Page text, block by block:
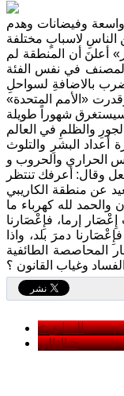
وفيضانات وهدم
أعلنَ أن المنطقة لم
إرما والمصنف في نفس الفئة
يضرب بالاضافةِ لسواحلِ
«الأمم المتحدة»
أعداد البشرِ والتلوث
وقال: أعرفك تنتظر
عن منطقة الكاريبي
والحمد لله كهرباء ما
إرما، فإِعْصَارنا
دمرَ بلد، واذا
المحاصصة الطائفية
< السابق
التالي >